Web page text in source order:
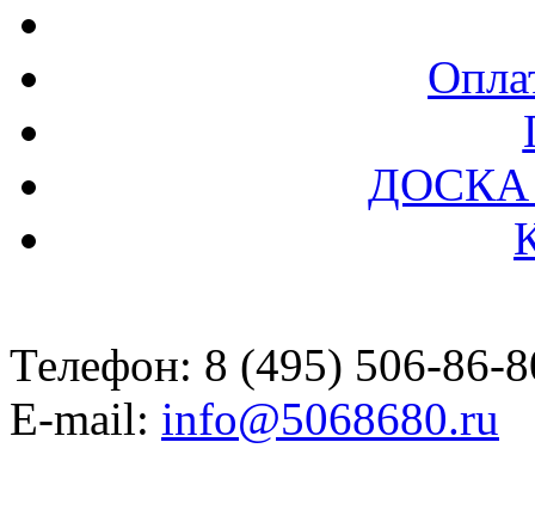
Телефон: 8 (495) 506-86-
E-mail: info@5068680.ru